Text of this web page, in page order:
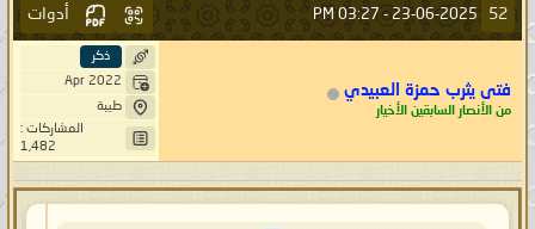
52
23-06-2025 -
03:27 PM أدوات
فتى يثرب حمزة العبيدي
من الأنصار السابقين الأخيار
ذكر
Apr 2022
طيبة
المشاركات :
1,482